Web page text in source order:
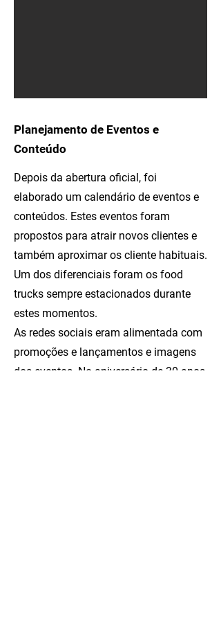
Planejamento de Eventos e
Conteúdo
Depois da abertura oficial, foi
elaborado um calendário de eventos e
conteúdos. Estes eventos foram
propostos para atrair novos clientes e
também aproximar os cliente habituais.
Um dos diferenciais foram os food
trucks sempre estacionados durante
estes momentos.
As redes sociais eram alimentada com
promoções e lançamentos e imagens
dos eventos. No aniversário de 30 anos,